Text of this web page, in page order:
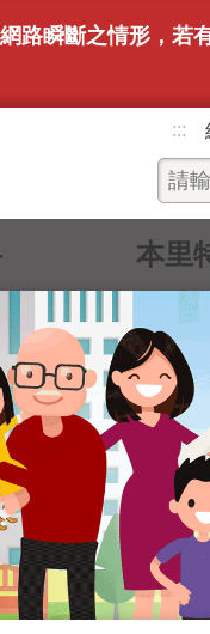
路瞬斷之情形，若
:::
本里